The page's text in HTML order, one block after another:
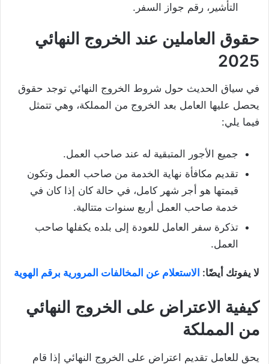
التأشير، رقم جواز السفر.
حقوق العاملين عند الخروج النهائي
2025
في سياق الحديث حول شروط الخروج النهائي توجد حقوق
يحصل عليها العامل بعد الخروج من المملكة، وهي تتمثل
فيما يلي:
جميع الأجور المتبقية له عند صاحب العمل.
تقديم مكافأة نهاية الخدمة من صاحب العمل وتكون
قيمتها هو أجر شهر كامل، في حالة كان إذا كان في
خدمة صاحب العمل أربع سنوات متتالية.
تذكرة سفر العامل للعودة إلى بلده يكفلها صاحب
العمل.
لا يفوتك أيضًا: الاستعلام عن المخالفات المرورية برقم الهوية
كيفية الاعتراض على الخروج النهائي
من المملكة
يحق للعامل تقديم اعتراض على الخروج النهائي إذا قام